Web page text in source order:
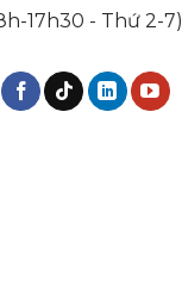
17h30 - Thứ 2-7)